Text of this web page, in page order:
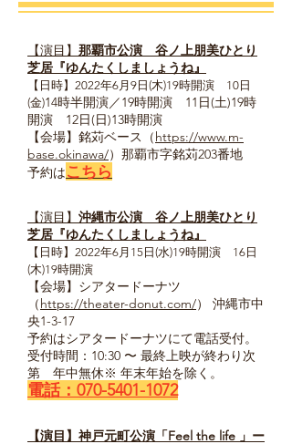
【演目】 那覇市公演
谷ノ上朋美ひとり
芝居『ゆんたくしましょうね』
【日時】2022年6月9日(木)19時開演 10日
(金)14時半開演／19時開演 11日(土)19時
開演 12日(日)13時開演
【会場】銘苅ベース（https://www.m-
base.okinawa/）那覇市字銘苅203番地
予約はこちら
【演目】 沖縄市公演
谷ノ上朋美ひとり
芝居『ゆんたくしましょうね』
【日時】2022年6月15日(水)19時開演 16日
(木)19時開演
【会場】シアタードーナツ
（https://theater-donut.com/） 沖縄市中
央1-3-17
予約はシアタードーナツにて電話受付。
受付時間：10:30 〜 最終上映が終わり次
第 年中無休※ 年末年始を除く。
電話：070-5401-1072
【演目】神戸元町公演 「Feel the life 」ー